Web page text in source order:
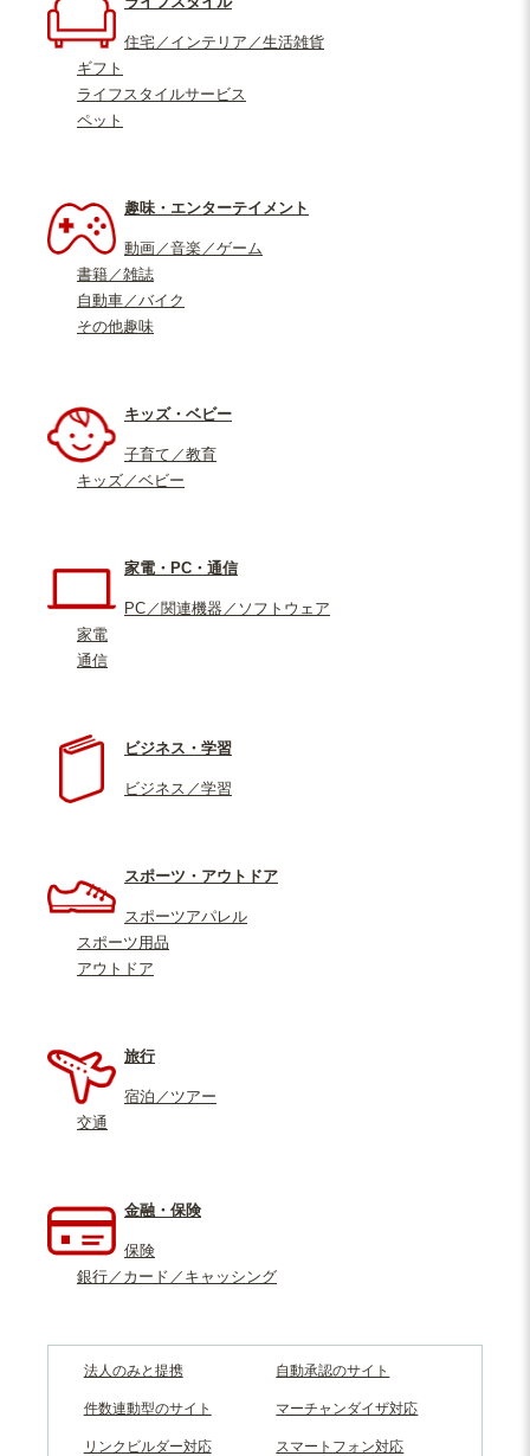
住宅／インテリア／生活雑貨
ギフト
ライフスタイルサービス
ペット
趣味・エンターテイメント
動画／音楽／ゲーム
書籍／雑誌
自動車／バイク
その他趣味
キッズ・ベビー
子育て／教育
キッズ／ベビー
家電・PC・通信
PC／関連機器／ソフトウェア
家電
通信
ビジネス・学習
ビジネス／学習
スポーツ・アウトドア
スポーツアパレル
スポーツ用品
アウトドア
旅行
宿泊／ツアー
交通
金融・保険
保険
銀行／カード／キャッシング
法人のみと提携 自動承認のサイト
件数連動型のサイト マーチャンダイザ対応
リンクビルダー対応 スマートフォン対応